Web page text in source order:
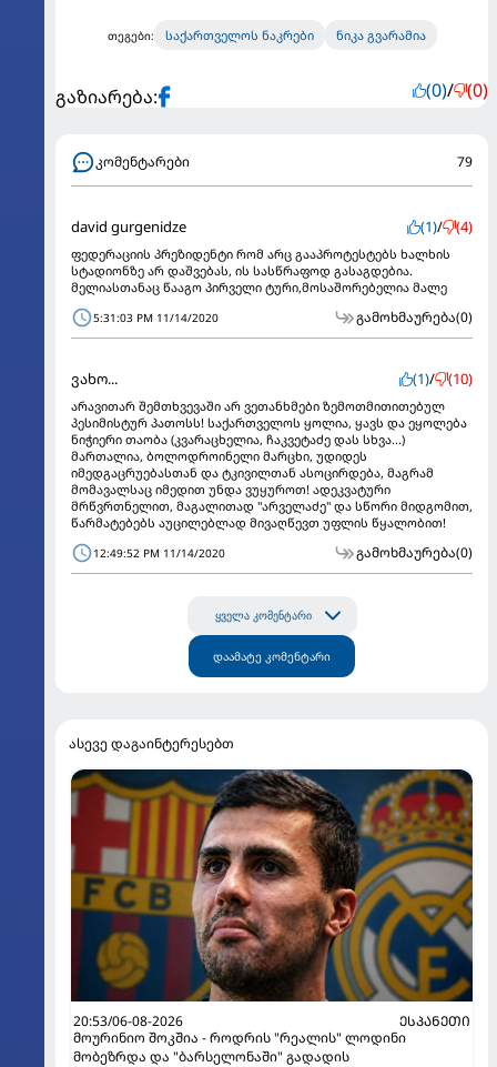
თეგები: საქართველოს ნაკრები ნიკა გვარამია
გაზიარება: (0)/ (0)
კომენტარები 79
david gurgenidze (1)/ (4)
ფედერაციის პრეზიდენტი რომ არც გააპროტესტებს ხალხის
სტადიონზე არ დაშვებას, ის სასწრაფოდ გასაგდებია.
მელიასთანაც წააგო პირველი ტური,მოსაშორებელია მალე
5:31:03 PM 11/14/2020 გამოხმაურება(0)
ვახო... (1)/ (10)
არავითარ შემთხვევაში არ ვეთანხმები ზემოთმითითებულ
პესიმისტურ პათოსს! საქართველოს ყოლია, ყავს და ეყოლება
ნიჭიერი თაობა (კვარაცხელია, ჩაკვეტაძე დას სხვა...)
მართალია, ბოლოდროინელი მარცხი, უდიდეს
იმედგაცრუებასთან და ტკივილთან ასოცირდება, მაგრამ
მომავალსაც იმედით უნდა ვუყუროთ! ადეკვატური
მრწვრთნელით, მაგალითად "არველაძე" და სწორი მიდგომით,
წარმატებებს აუცილებლად მივაღწევთ უფლის წყალობით!
12:49:52 PM 11/14/2020 გამოხმაურება(0)
ყველა კომენტარი
დაამატე კომენტარი
ასევე დაგაინტერესებთ
20:53/06-08-2026
ᲔᲡᲞᲐᲜᲔᲗᲘ
მოურინიო შოკშია - როდრის "რეალის" ლოდინი
მობეზრდა და "ბარსელონაში" გადადის